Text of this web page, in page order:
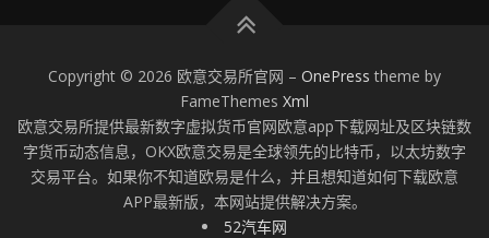
Copyright © 2026 欧意交易所官网 – OnePress theme by
FameThemes Xml
欧意交易所提供最新数字虚拟货币官网欧意app下载网址及区块链数
字货币动态信息，OKX欧意交易是全球领先的比特币，以太坊数字
交易平台。如果你不知道欧易是什么，并且想知道如何下载欧意
APP最新版，本网站提供解决方案。
52汽车网